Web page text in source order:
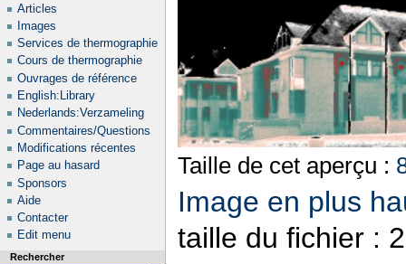
Taille de cet aperçu :
Image en plus
taille du fichier :
Articles
Images
Services de thermographie
Cours de thermographie
Ouvrages de référence
English:Library
Nederlands:Verzameling
Commentaires/Questions
Modifications récentes
Page au hasard
Sponsors
Aide
Contacter
Edit menu
Rechercher